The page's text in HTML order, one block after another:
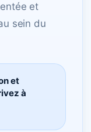
et
sein du
et
à